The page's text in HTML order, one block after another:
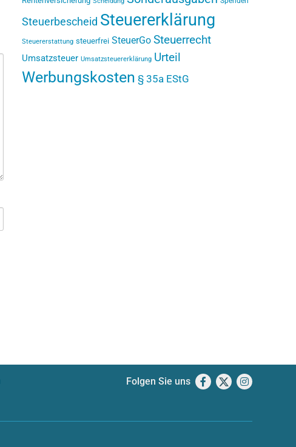
Steuerbescheid Steuererklärung
Steuererstattung steuerfrei SteuerGo Steuerrecht
Umsatzsteuer Umsatzsteuererklärung Urteil
Werbungskosten § 35a EStG
Folgen Sie uns Facebook
X Instagram